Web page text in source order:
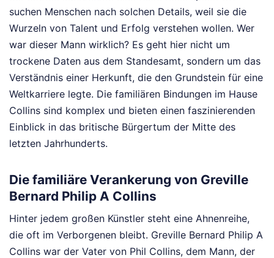
suchen Menschen nach solchen Details, weil sie die
Wurzeln von Talent und Erfolg verstehen wollen. Wer
war dieser Mann wirklich? Es geht hier nicht um
trockene Daten aus dem Standesamt, sondern um das
Verständnis einer Herkunft, die den Grundstein für eine
Weltkarriere legte. Die familiären Bindungen im Hause
Collins sind komplex und bieten einen faszinierenden
Einblick in das britische Bürgertum der Mitte des
letzten Jahrhunderts.
Die familiäre Verankerung von Greville
Bernard Philip A Collins
Hinter jedem großen Künstler steht eine Ahnenreihe,
die oft im Verborgenen bleibt. Greville Bernard Philip A
Collins war der Vater von Phil Collins, dem Mann, der